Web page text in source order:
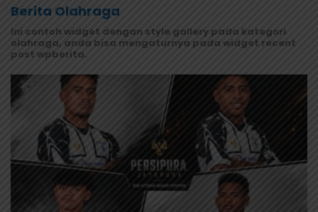
Berita Olahraga
Ini contoh widget dengan style gallery pada kategori
olahraga, anda bisa mengaturnya pada widget recent
post wpberita.